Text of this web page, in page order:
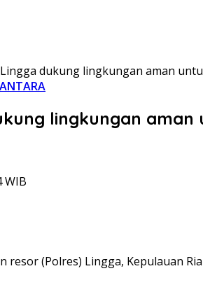
dukung lingkungan aman
lingkungan
WIB
resor (Polres) Lingga, Kepulauan